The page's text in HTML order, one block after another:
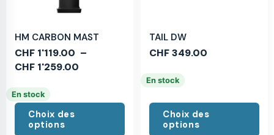
HM CARBON MAST
CHF 1'119.00 –
CHF 1'259.00
En stock
Choix des
options
TAIL DW
CHF349.00
En stock
Choix des
options